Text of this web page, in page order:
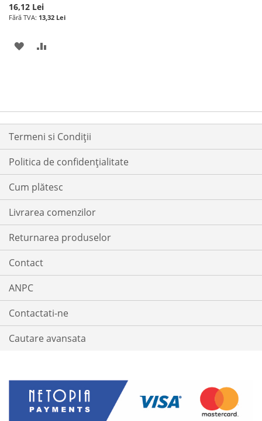
16,12 Lei
13,32 Lei
ADAUGATI
DORINTE
Termeni si Condiții
Politica de confidențialitate
Cum plătesc
Livrarea comenzilor
Returnarea produselor
Contact
ANPC
Contactati-ne
Cautare avansata